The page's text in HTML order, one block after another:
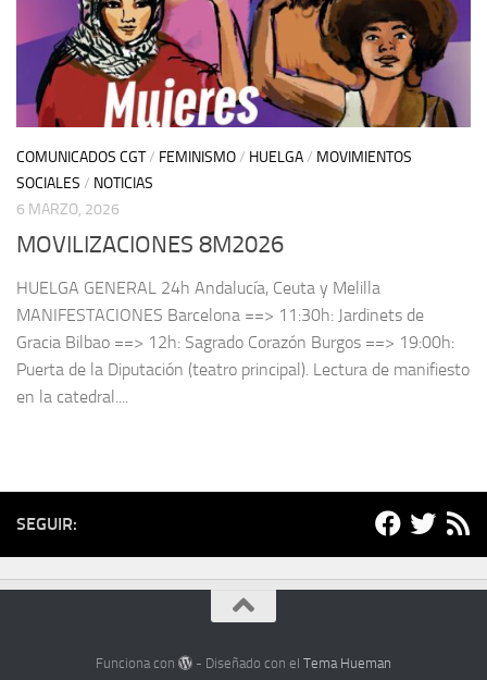
COMUNICADOS CGT/ FEMINISMO/ HUELGA/ MOVIMIENTOS
SOCIALES / NOTICIAS
6 MARZO, 2026
MOVILIZACIONES 8M2026
HUELGA GENERAL 24h Andalucía, Ceuta y Melilla
MANIFESTACIONES Barcelona ==> 11:30h: Jardinets de
Gracia Bilbao ==> 12h: Sagrado Corazón Burgos ==> 19:00h:
Puerta de la Diputación (teatro principal). Lectura de manifiesto
en la catedral....
SEGUIR:
Funciona con - Diseñado con elTema Hueman